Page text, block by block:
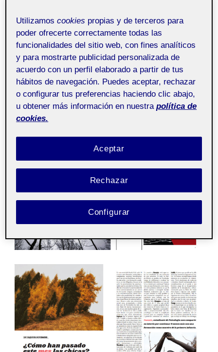
buscado mantener en todo momento una misma
sincronía. La elección de los elementos busca seguir la
línea gráfica de la revista aportando limpieza a la
lectura por parte del usuario así como a una captación
rápida y muy visual del contenido debido a su
seleccionada fotografía. Se utilizan elementos de
líneas para favorecer la creación de espacios y un ritmo
visual claro. ¡Espero que os guste!
Utilizamoscookies propias y de terceros para
poder ofrecerte correctamente todas las
funcionalidades del sitio web, con fines analíticos
y para mostrarte publicidad personalizada de
acuerdo con un perfil elaborado a partir de tus
hábitos de navegación. Puedes aceptar, rechazar
o configurar tus preferencias haciendo clic abajo,
u obtener más información en nuestra política de
cookies.
Rechazar
Aceptar
Configurar